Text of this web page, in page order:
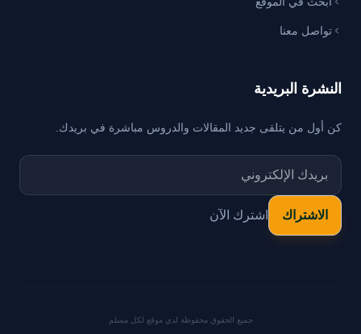
تواصل معنا
النشرة البريدية
كن أول من يتلقى جديد المقالات والدروس مباشرة في بريدك.
اشترك الآن
جميع الحقوق محفوظة لدي موقع لكل مسلم